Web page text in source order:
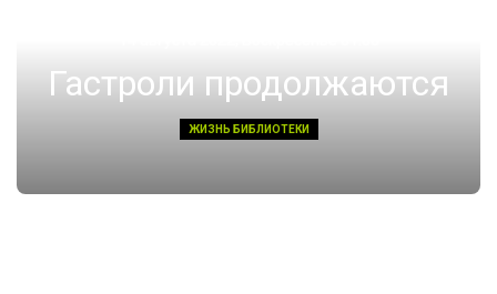
Гастроли продолжаются
ЖИЗНЬ БИБЛИОТЕКИ